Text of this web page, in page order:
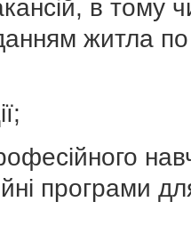
в тому
житла по
програми